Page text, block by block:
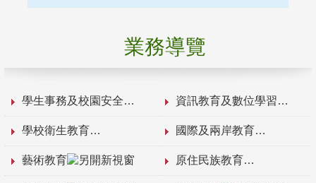
業務導覽
學生事務及校園安全 資訊教育及數位學習
學校衛生教育 國際及兩岸教育
藝術教育 原住民族教育